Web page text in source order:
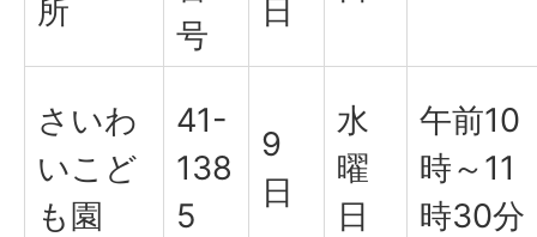
所
号
日
さいわ
いこど
も園
41-
138
5
9
日
水
曜
日
午前10
時～11
時30分